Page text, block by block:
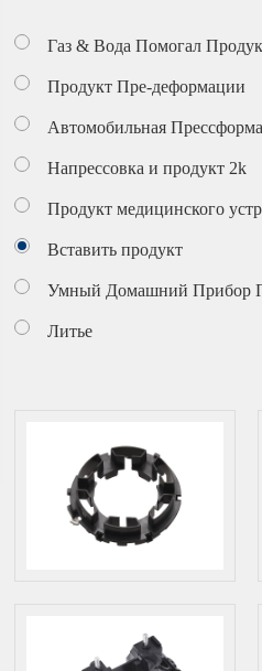
Газ & Вода Помогал
Продукт Пре-деформации
Автомобильная
Напрессовка и продукт 2k
Продукт медицинского
Вставить продукт
Умный Домашний Прибор
Литье